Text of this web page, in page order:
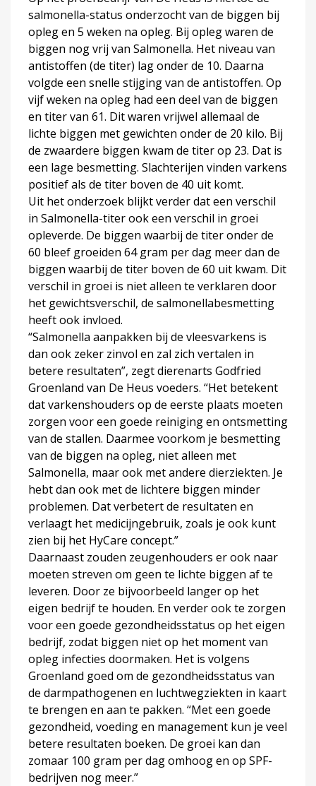
salmonella-status onderzocht van de biggen bij
opleg en 5 weken na opleg. Bij opleg waren de
biggen nog vrij van Salmonella. Het niveau van
antistoffen (de titer) lag onder de 10. Daarna
volgde een snelle stijging van de antistoffen. Op
vijf weken na opleg had een deel van de biggen
en titer van 61. Dit waren vrijwel allemaal de
lichte biggen met gewichten onder de 20 kilo. Bij
de zwaardere biggen kwam de titer op 23. Dat is
een lage besmetting. Slachterijen vinden varkens
positief als de titer boven de 40 uit komt.
Uit het onderzoek blijkt verder dat een verschil
in Salmonella-titer ook een verschil in groei
opleverde. De biggen waarbij de titer onder de
60 bleef groeiden 64 gram per dag meer dan de
biggen waarbij de titer boven de 60 uit kwam. Dit
verschil in groei is niet alleen te verklaren door
het gewichtsverschil, de salmonellabesmetting
heeft ook invloed.
“Salmonella aanpakken bij de vleesvarkens is
dan ook zeker zinvol en zal zich vertalen in
betere resultaten”, zegt dierenarts Godfried
Groenland van De Heus voeders. “Het betekent
dat varkenshouders op de eerste plaats moeten
zorgen voor een goede reiniging en ontsmetting
van de stallen. Daarmee voorkom je besmetting
van de biggen na opleg, niet alleen met
Salmonella, maar ook met andere dierziekten. Je
hebt dan ook met de lichtere biggen minder
problemen. Dat verbetert de resultaten en
verlaagt het medicijngebruik, zoals je ook kunt
zien bij het HyCare concept.”
Daarnaast zouden zeugenhouders er ook naar
moeten streven om geen te lichte biggen af te
leveren. Door ze bijvoorbeeld langer op het
eigen bedrijf te houden. En verder ook te zorgen
voor een goede gezondheidsstatus op het eigen
bedrijf, zodat biggen niet op het moment van
opleg infecties doormaken. Het is volgens
Groenland goed om de gezondheidsstatus van
de darmpathogenen en luchtwegziekten in kaart
te brengen en aan te pakken. “Met een goede
gezondheid, voeding en management kun je veel
betere resultaten boeken. De groei kan dan
zomaar 100 gram per dag omhoog en op SPF-
bedrijven nog meer.”